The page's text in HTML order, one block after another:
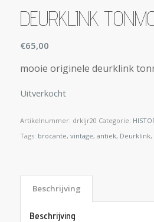
DEURKLINK
€65,00
mooie originele deurklink
Uitverkocht
Artikelnummer: drkljr20 Categorie:
Tags: brocante, vintage, antiek, Deurklink,
Beschrijving
Beschrijving